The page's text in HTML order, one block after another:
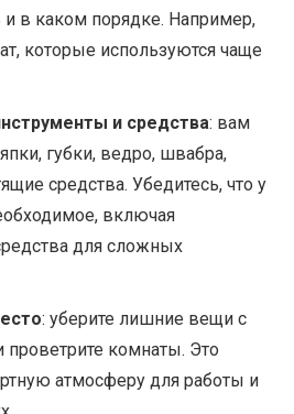
и в каком порядке. Например,
которые используются чаще
и средства: вам
губки, ведро, швабра,
средства. Убедитесь, что у
включая
для сложных
: уберите лишние вещи с
проветрите комнаты. Это
атмосферу для работы и